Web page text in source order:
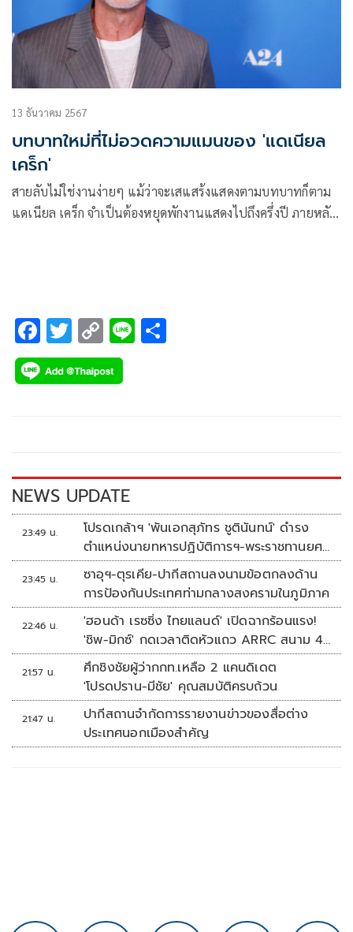
13 ธันวาคม 2567
บทบาทใหม่ที่ไม่อวดความแมนของ 'แดเนียล
เคร็ก'
สายลับไม่ใช่งานง่ายๆ แม้ว่าจะเสแสร้งแสดงตามบทบาทก็ตาม
แดเนียล เคร็ก จำเป็นต้องหยุดพักงานแสดงไปถึงครึ่งปี ภายหลัง
F
ac
e
k
T
wi
tt
C
o
p
k
Li
NEWS UPDATE
23:49 น.
โปรดเกล้าฯ 'พันเอกสุภัทร ชูตินันทน์' ดำรง
ตำแหน่งนายทหารปฏิบัติการฯ-พระราชทานยศ
'พลตรี'
23:45 น.
ซาอุฯ-ตุรเคีย-ปากีสถานลงนามข้อตกลงด้าน
การป้องกันประเทศท่ามกลางสงครามในภูมิภาค
22:46 น.
'ฮอนด้า เรซซิ่ง ไทยแลนด์' เปิดฉากร้อนแรง!
'ชิพ-มิกซ์' กดเวลาติดหัวแถว ARRC สนาม 4
ที่มัลดาลิกา
21:57 น.
ศึกชิงชัยผู้ว่ากกท.เหลือ 2 แคนดิเดต
'โปรดปราน-มีชัย' คุณสมบัติครบถ้วน
21:47 น.
ปากีสถานจำกัดการรายงานข่าวของสื่อต่าง
ประเทศนอกเมืองสำคัญ